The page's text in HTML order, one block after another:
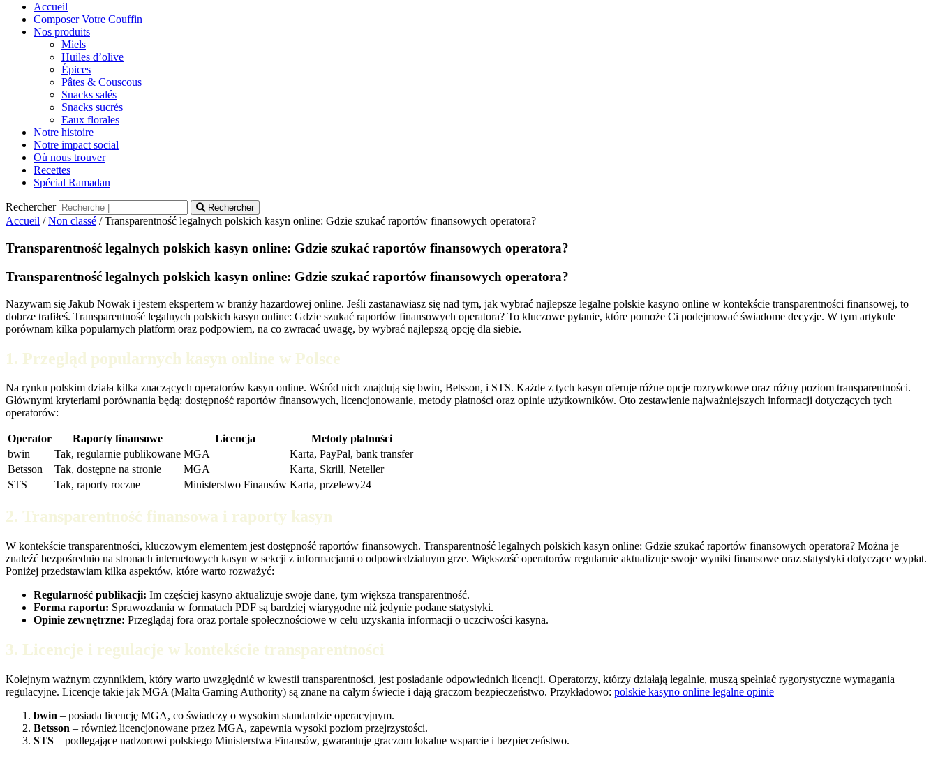
Accueil
Composer Votre Couffin
Nos produits
Miels
Huiles d’olive
Épices
Pâtes & Couscous
Snacks salés
Snacks sucrés
Eaux florales
Notre histoire
Notre impact social
Où nous trouver
Recettes
Spécial Ramadan
Rechercher Rechercher
Accueil /Non classé / Transparentność legalnych polskich kasyn online: Gdzie szukać raportów finansowych operatora?
Transparentność legalnych polskich kasyn online: Gdzie szukać raportów finansowych operatora?
Transparentność legalnych polskich kasyn online: Gdzie szukać raportów finansowych operatora?
Nazywam się Jakub Nowak i jestem ekspertem w branży hazardowej online. Jeśli zastanawiasz się nad tym, jak wybrać najlepsze legalne polskie kasyno online w kontekście transparentności finansowej, to
dobrze trafiłeś. Transparentność legalnych polskich kasyn online: Gdzie szukać raportów finansowych operatora? To kluczowe pytanie, które pomoże Ci podejmować świadome decyzje. W tym artykule
porównam kilka popularnych platform oraz podpowiem, na co zwracać uwagę, by wybrać najlepszą opcję dla siebie.
1. Przegląd popularnych kasyn online w Polsce
Na rynku polskim działa kilka znaczących operatorów kasyn online. Wśród nich znajdują się bwin, Betsson, i STS. Każde z tych kasyn oferuje różne opcje rozrywkowe oraz różny poziom transparentności.
Głównymi kryteriami porównania będą: dostępność raportów finansowych, licencjonowanie, metody płatności oraz opinie użytkowników. Oto zestawienie najważniejszych informacji dotyczących tych
operatorów:
Operator Raporty finansowe Licencja
Metody płatności
bwin
Tak, regularnie publikowane MGA
Karta, PayPal, bank transfer
Betsson
Tak, dostępne na stronie MGA
Karta, Skrill, Neteller
STS
Tak, raporty roczne Ministerstwo Finansów Karta, przelewy24
2. Transparentność finansowa i raporty kasyn
W kontekście transparentności, kluczowym elementem jest dostępność raportów finansowych. Transparentność legalnych polskich kasyn online: Gdzie szukać raportów finansowych operatora? Można je
znaleźć bezpośrednio na stronach internetowych kasyn w sekcji z informacjami o odpowiedzialnym grze. Większość operatorów regularnie aktualizuje swoje wyniki finansowe oraz statystyki dotyczące wypłat.
Poniżej przedstawiam kilka aspektów, które warto rozważyć:
Regularność publikacji: Im częściej kasyno aktualizuje swoje dane, tym większa transparentność.
Forma raportu: Sprawozdania w formatach PDF są bardziej wiarygodne niż jedynie podane statystyki.
Opinie zewnętrzne: Przeglądaj fora oraz portale społecznościowe w celu uzyskania informacji o uczciwości kasyna.
3. Licencje i regulacje w kontekście transparentności
Kolejnym ważnym czynnikiem, który warto uwzględnić w kwestii transparentności, jest posiadanie odpowiednich licencji. Operatorzy, którzy działają legalnie, muszą spełniać rygorystyczne wymagania
regulacyjne. Licencje takie jak MGA (Malta Gaming Authority) są znane na całym świecie i dają graczom bezpieczeństwo. Przykładowo: polskie kasyno online legalne opinie
bwin – posiada licencję MGA, co świadczy o wysokim standardzie operacyjnym.
Betsson – również licencjonowane przez MGA, zapewnia wysoki poziom przejrzystości.
STS – podlegające nadzorowi polskiego Ministerstwa Finansów, gwarantuje graczom lokalne wsparcie i bezpieczeństwo.